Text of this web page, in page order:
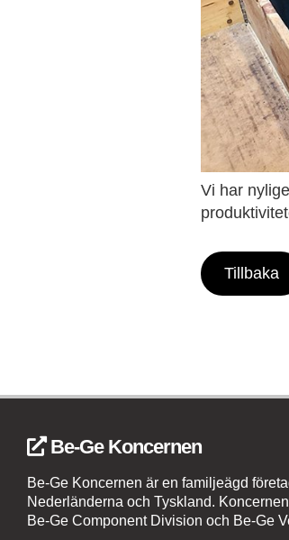
Vi har
Tillbaka
Be-Ge Koncernen
Be-Ge Koncernen är en familjeägd
Nederländerna och Tyskland.
Be-Ge Component Division och Be-Ge